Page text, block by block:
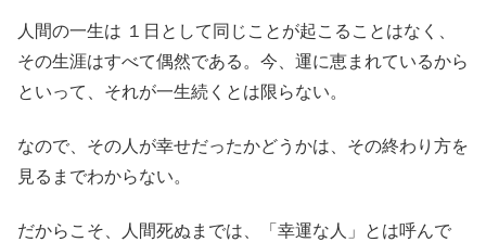
人間の一生は １日として同じことが起こることはなく、
その生涯はすべて偶然である。今、運に恵まれているから
といって、それが一生続くとは限らない。
なので、その人が幸せだったかどうかは、その終わり方を
見るまでわからない。
だからこそ、人間死ぬまでは、「幸運な人」とは呼んで